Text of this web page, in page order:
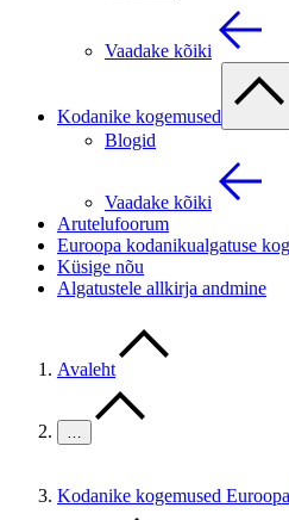
Vaadake kõiki
Kodanike kogemused
Blogid
Vaadake kõiki
Arutelufoorum
Euroopa kodanikualgatuse
Küsige nõu
Algatustele allkirja andmine
Avaleht
…
Kodanike kogemused